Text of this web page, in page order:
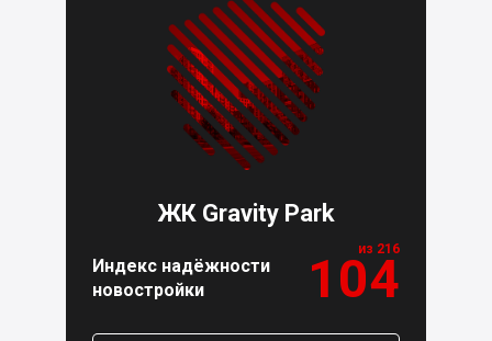
ЖК Gravity Park
Индекс надёжности
новостройки
из 216
104